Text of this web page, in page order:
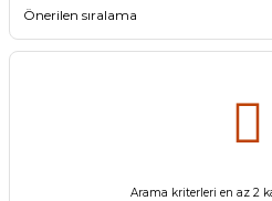
Arama kriterleri en az 2